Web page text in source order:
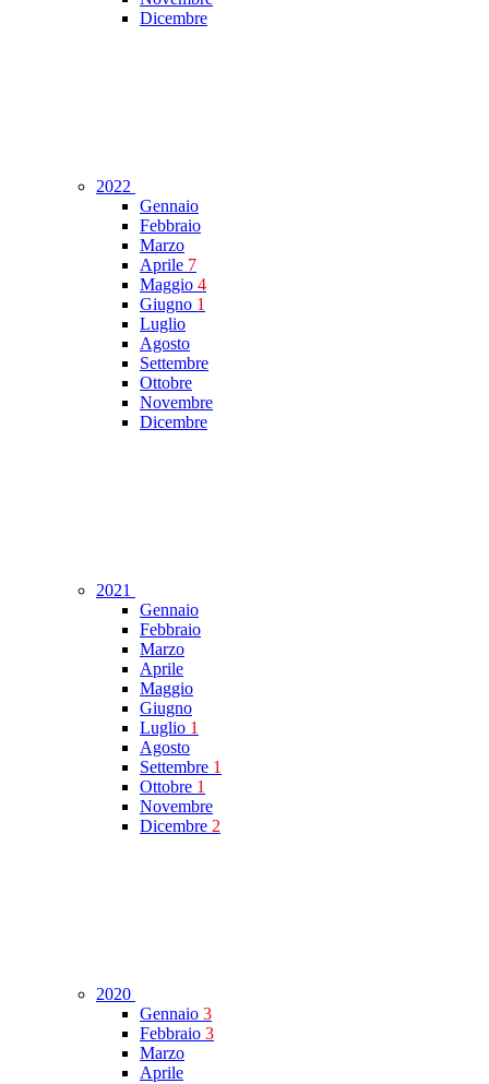
Dicembre
2022
Gennaio
Febbraio
Marzo
Aprile 7
Maggio 4
Giugno 1
Luglio
Agosto
Settembre
Ottobre
Novembre
Dicembre
2021
Gennaio
Febbraio
Marzo
Aprile
Maggio
Giugno
Luglio 1
Agosto
Settembre 1
Ottobre 1
Novembre
Dicembre 2
2020
Gennaio 3
Febbraio 3
Marzo
Aprile